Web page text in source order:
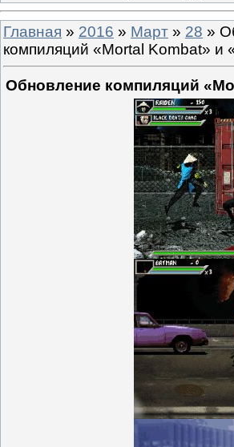
Главная » 2016 » Март » 28 »
компиляций «Mortal Kombat» и
Обновление компиляций